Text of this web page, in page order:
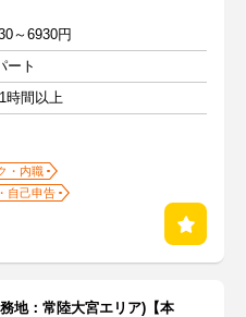
～6930円
ート
時間以上
・内職
自己申告
地：常陸大宮エリア)【本